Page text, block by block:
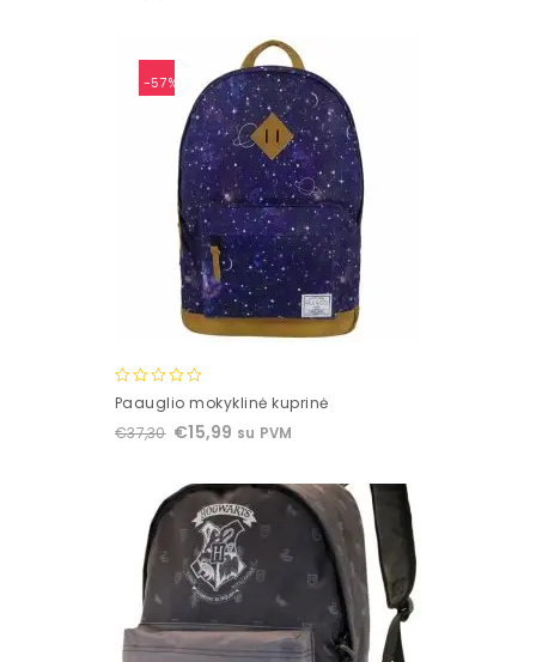
-57%
0
of
Paauglio mokyklinė kuprinė
€37,30 €15,99 su PVM